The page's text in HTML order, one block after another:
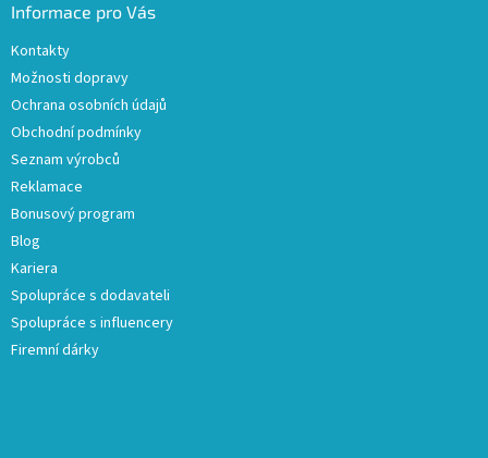
Informace pro Vás
Kontakty
Možnosti dopravy
Ochrana osobních údajů
Obchodní podmínky
Seznam výrobců
Reklamace
Bonusový program
Blog
Kariera
Spolupráce s dodavateli
Spolupráce s influencery
Firemní dárky